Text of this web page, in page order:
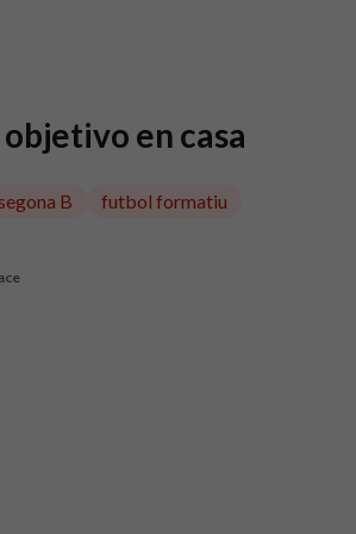
en casa
B
futbol formatiu